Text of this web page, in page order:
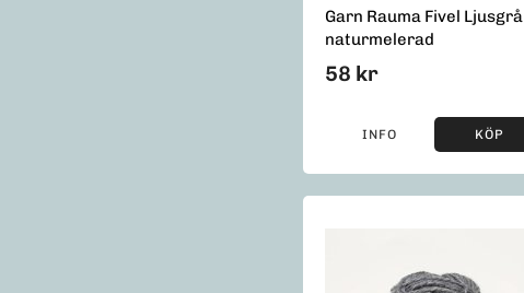
Garn Rauma Fivel Ljusgrå
naturmelerad
58 kr
INFO KÖP